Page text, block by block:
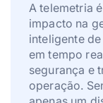
A telemetria
impacto na
inteligente
em tempo
segurança e
operação.